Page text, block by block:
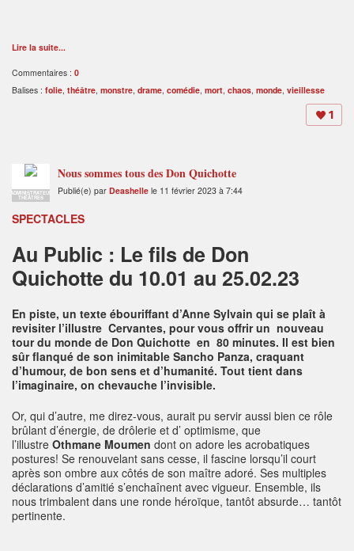
Lire la suite...
Commentaires : 0
Balises : folie théâtre monstre drame comédie mort chaos monde vieillesse
1
ADMINISTRATEUR
THÉÂTRES
Nous sommes tous des Don Quichotte
Publié(e) par Deashelle le 11 février 2023 à 7:44
SPECTACLES
Au Public : Le fils de Don
Quichotte du 10.01 au 25.02.23
En piste, un texte ébouriffant d’Anne Sylvain qui se plaît à
revisiter l’illustre Cervantes, pour vous offrir un nouveau
tour du monde de Don Quichotte en 80 minutes. Il est bien
sûr flanqué de son inimitable Sancho Panza, craquant
d’humour, de bon sens et d’humanité. Tout tient dans
l’imaginaire, on chevauche l’invisible.
Or, qui d’autre, me direz-vous, aurait pu servir aussi bien ce rôle
brûlant d’énergie, de drôlerie et d’ optimisme, que
l’illustre Othmane Moumen dont on adore les acrobatiques
postures! Se renouvelant sans cesse, il fascine lorsqu’il court
après son ombre aux côtés de son maître adoré. Ses multiples
déclarations d’amitié s’enchaînent avec vigueur. Ensemble, ils
nous trimbalent dans une ronde héroïque, tantôt absurde… tantôt
pertinente.